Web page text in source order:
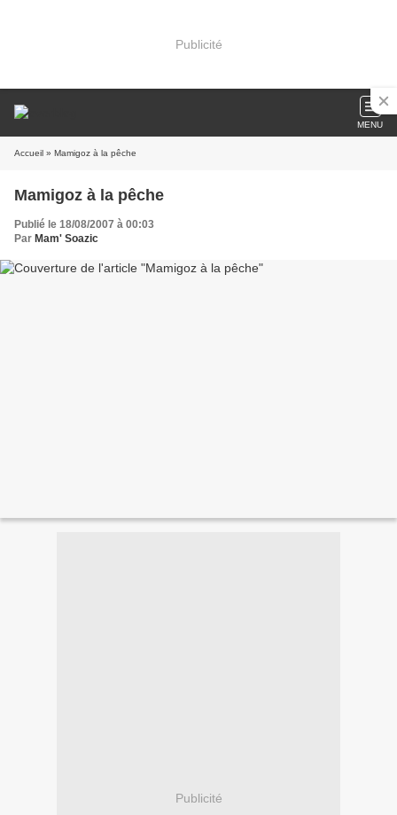
Publicité
MENU
Accueil » Mamigoz à la pêche
Mamigoz à la pêche
Publié le 18/08/2007 à 00:03
Par Mam' Soazic
Publicité